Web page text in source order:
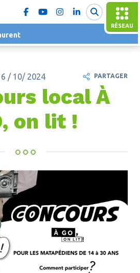
RÉSEAU
/ 10/ 2024
local À
on lit !
PARTAGER